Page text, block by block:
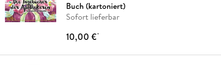
Buch (kartoniert)
Sofort lieferbar
10,00 €*